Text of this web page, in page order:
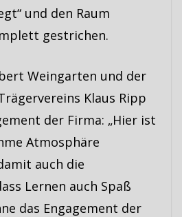
und den Raum
gestrichen.
Weingarten und der
Klaus Ripp
der Firma: „Hier ist
Atmosphäre
auch die
Lernen auch Spaß
das Engagement der